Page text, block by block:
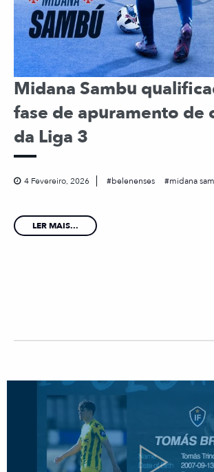
Midana Sambu
fase de apuramento de
da Liga 3
4 Fevereiro, 2026 belenenses midana
LER MAIS...